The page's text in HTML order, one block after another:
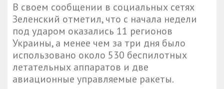
В своем сообщении в социальных сетях
Зеленский отметил, что с начала недели
под ударом оказались 11 регионов
Украины, а менее чем за три дня было
использовано около 530 беспилотных
летательных аппаратов и две
авиационные управляемые ракеты.